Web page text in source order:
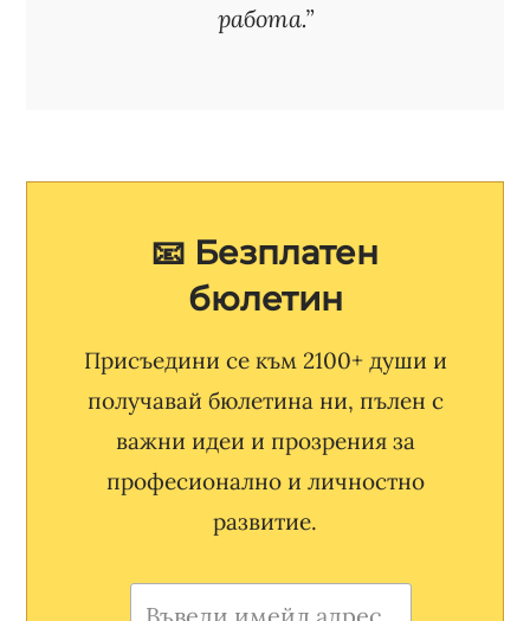
работа.”
📧 Безплатен
бюлетин
Присъедини се към 2100+ души и
получавай бюлетина ни, пълен с
важни идеи и прозрения за
професионално и личностно
развитие.